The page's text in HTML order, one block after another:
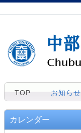
TOP お知らせ
カレンダー